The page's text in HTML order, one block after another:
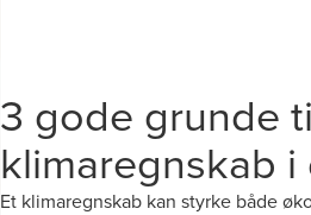
3 gode grunde
klimaregnskab
Et klimaregnskab kan styrke både